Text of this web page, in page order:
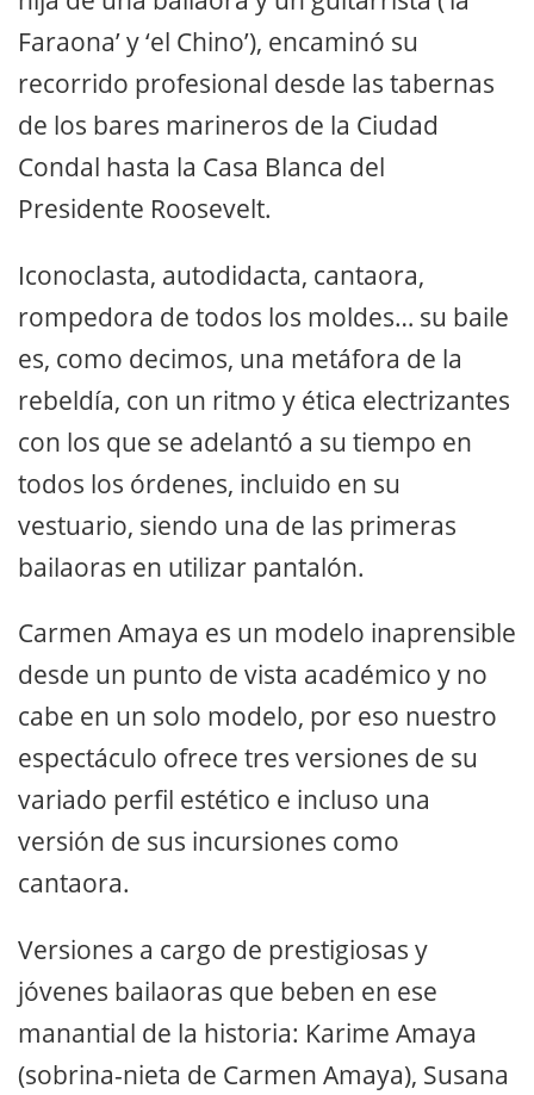
Faraona’ y ‘el Chino’), encaminó su
recorrido profesional desde las tabernas
de los bares marineros de la Ciudad
Condal hasta la Casa Blanca del
Presidente Roosevelt.
Iconoclasta, autodidacta, cantaora,
rompedora de todos los moldes… su baile
es, como decimos, una metáfora de la
rebeldía, con un ritmo y ética electrizantes
con los que se adelantó a su tiempo en
todos los órdenes, incluido en su
vestuario, siendo una de las primeras
bailaoras en utilizar pantalón.
Carmen Amaya es un modelo inaprensible
desde un punto de vista académico y no
cabe en un solo modelo, por eso nuestro
espectáculo ofrece tres versiones de su
variado perfil estético e incluso una
versión de sus incursiones como
cantaora.
Versiones a cargo de prestigiosas y
jóvenes bailaoras que beben en ese
manantial de la historia: Karime Amaya
(sobrina-nieta de Carmen Amaya), Susana